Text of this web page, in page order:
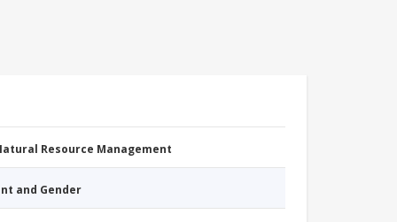
Resource Management
and Gender